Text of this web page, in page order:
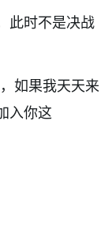
此时不是决战
如果我天天来
入你这